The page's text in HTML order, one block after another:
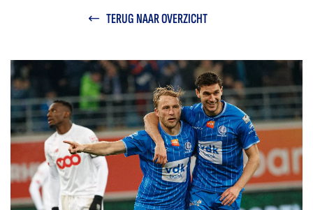
TERUG NAAR OVERZICHT